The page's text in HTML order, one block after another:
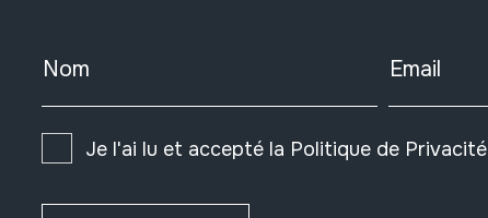
Nom Email
Je l'ai lu et accepté la Politique de Privacité